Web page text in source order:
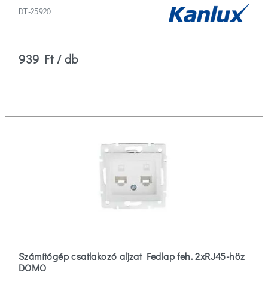
DT-25920
939 Ft / db
Számítógép csatlakozó aljzat Fedlap feh. 2xRJ45-höz
DOMO